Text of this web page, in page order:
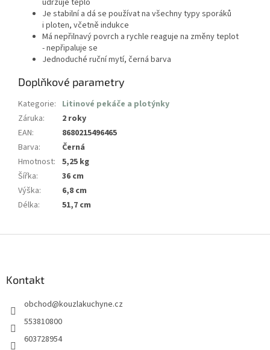
udržuje teplo
Je stabilní a dá se používat na všechny typy sporáků
i ploten, včetně indukce
Má nepřilnavý povrch a rychle reaguje na změnyteplot
-nepřipaluje se
Jednoduché ruční mytí, černá barva
Doplňkové parametry
Kategorie: Litinové pekáče a plotýnky
Záruka:
2 roky
EAN:
8680215496465
Barva:
Černá
Hmotnost: 5,25 kg
Šířka:
36 cm
Výška:
6,8 cm
Délka: 51,7 cm
Kontakt
obchod@kouzlakuchyne.cz
553810800
603728954